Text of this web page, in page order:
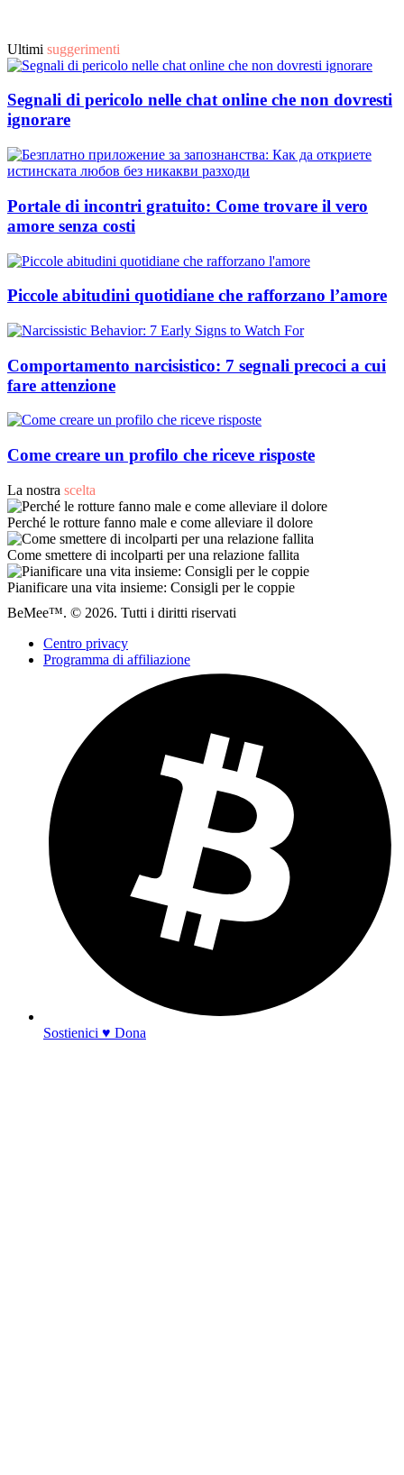
Ultimi suggerimenti
Segnali di pericolo nelle chat online che non dovresti
ignorare
Portale di incontri gratuito: Come trovare il vero
amore senza costi
Piccole abitudini quotidiane che rafforzano l’amore
Comportamento narcisistico: 7 segnali precoci a cui
fare attenzione
Come creare un profilo che riceve risposte
La nostra scelta
Perché le rotture fanno male e come alleviare il dolore
Come smettere di incolparti per una relazione fallita
Pianificare una vita insieme: Consigli per le coppie
BeMee™. © 2026. Tutti i diritti riservati
Centro privacy
Programma di affiliazione
Sostienici ♥ Dona